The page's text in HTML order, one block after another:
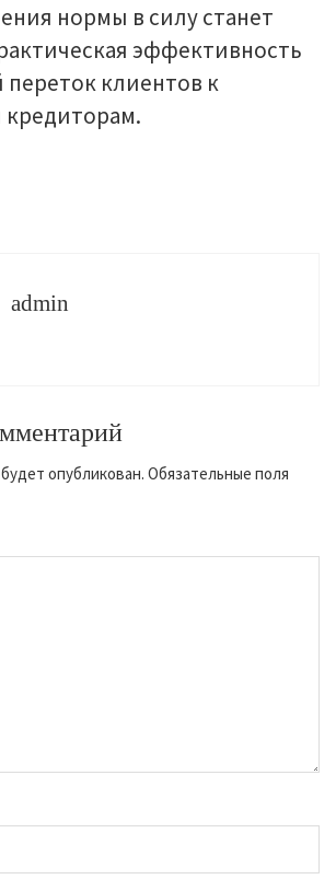
нормы в силу станет
эффективность
клиентов к
кредиторам.
admin
опубликован. Обязательные поля